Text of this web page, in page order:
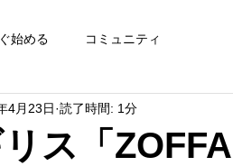
始める コミュニティ
ス「
4月23日 読了時間: 1分